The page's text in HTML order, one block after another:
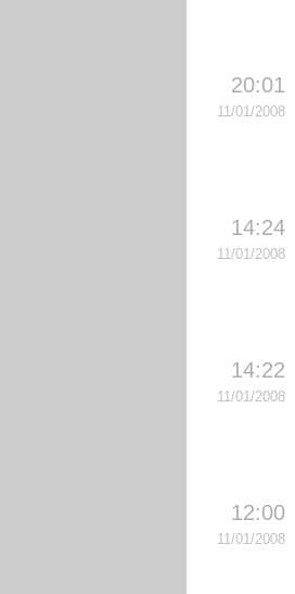
20:01
11/01/2008
14:24
11/01/2008
14:22
11/01/2008
12:00
11/01/2008